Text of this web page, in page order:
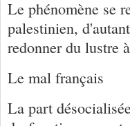
Le phénomène se
palestinien,
redonner du lustre
Le mal français
La part